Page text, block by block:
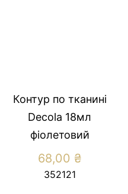
Контур по тканині
Decola 18мл
фіолетовий
68,00 ₴
352121